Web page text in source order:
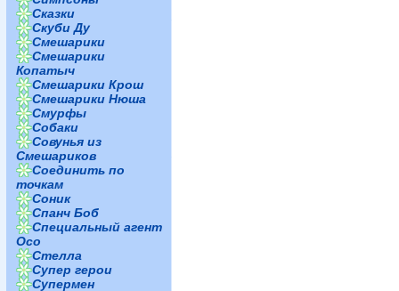
Сказки
Скуби Ду
Смешарики
Смешарики
Копатыч
Смешарики Крош
Смешарики Нюша
Смурфы
Собаки
Совунья из
Смешариков
Соединить по
точкам
Соник
Спанч Боб
Специальный агент
Осо
Стелла
Супер герои
Супермен